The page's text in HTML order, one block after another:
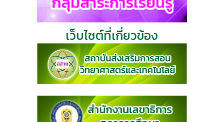
เว็บไซต์ที่เกี่ยวข้อง